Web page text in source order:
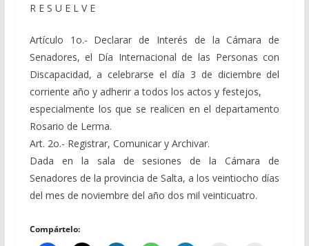
R E S U E L V E
Artículo 1o.- Declarar de Interés de la Cámara de
Senadores, el Día Internacional de las Personas con
Discapacidad, a celebrarse el día 3 de diciembre del
corriente año y adherir a todos los actos y festejos,
especialmente los que se realicen en el departamento
Rosario de Lerma.
Art. 2o.- Registrar, Comunicar y Archivar.
Dada en la sala de sesiones de la Cámara de
Senadores de la provincia de Salta, a los veintiocho días
del mes de noviembre del año dos mil veinticuatro.
Compártelo: